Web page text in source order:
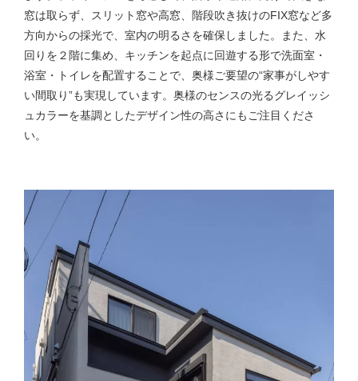
窓は取らず、スリット窓や高窓、階段吹き抜けのFIX窓など多
方向からの採光で、室内の明るさを確保しました。また、水
回りを２階に集め、キッチンを起点に回遊する形で洗面室・
浴室・トイレを配置することで、奥様ご要望の“家事がしやす
い間取り”も実現しています。奥様のセンスの光るグレイッシ
ュカラーを基調としたデザイン性の高さにもご注目くださ
い。